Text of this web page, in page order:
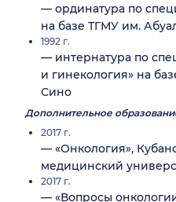
— ординатура по
на базе ТГМУ им.
1992 г.
— интернатура по
и гинекология» на
Сино
Дополнительное
2017 г.
— «Онкология»,
медицинский
2017 г.
— «Вопросы